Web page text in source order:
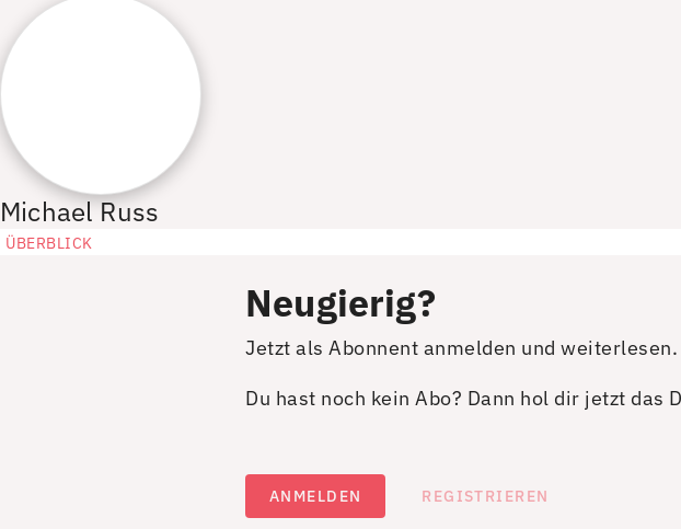
Michael Russ
ÜBERBLICK
Neugierig?
Jetzt als Abonnent anmelden und weiterlesen.
Du hast noch kein Abo? Dann hol dir jetzt
ANMELDEN REGISTRIEREN